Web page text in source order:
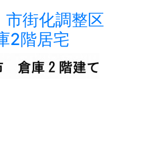
街化調整区
2階居宅